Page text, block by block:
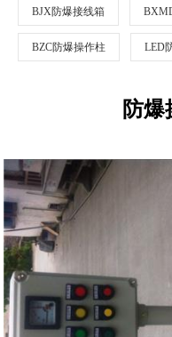
BJX防爆接线箱
BZC防爆操作柱 LED
防